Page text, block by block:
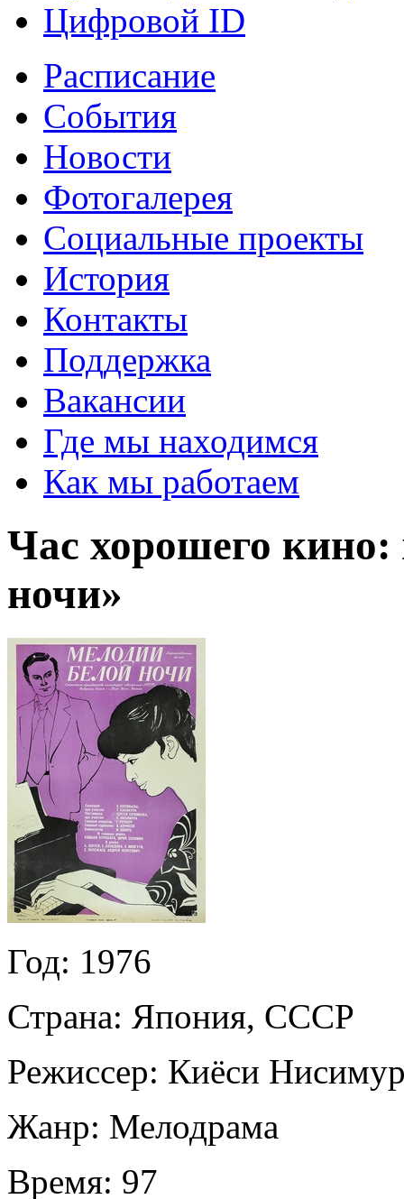
Цифровой ID
Расписание
События
Новости
Фотогалерея
Социальные проекты
История
Контакты
Поддержка
Вакансии
Где мы находимся
Как мы работаем
Час хорошего
ночи»
Год: 1976
Страна: Япония, СССР
Режиссер: Киёси
Жанр: Мелодрама
Время: 97